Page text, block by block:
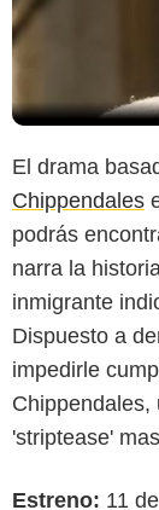
El drama
Chippendales
podrás
narra la
inmigrante
Dispuesto a
impedirle
Chippendales,
'striptease'
Estreno: 11